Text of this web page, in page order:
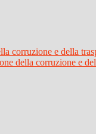
corruzione e della
della corruzione e